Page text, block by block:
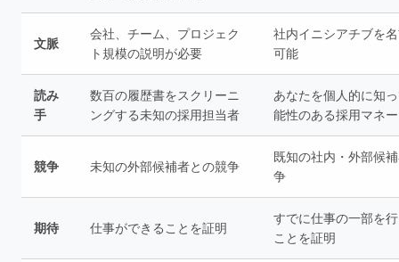
文脈
会社、チーム、プロジェク
ト規模の説明が必要
社内イニシアチブを
可能
読み
手
数百の履歴書をスクリーニ
ングする未知の採用担当者
あなたを個人的に知
能性のある採用マネ
競争 未知の外部候補者との競争
既知の社内・外部候
争
期待 仕事ができることを証明
すでに仕事の一部を
ことを証明